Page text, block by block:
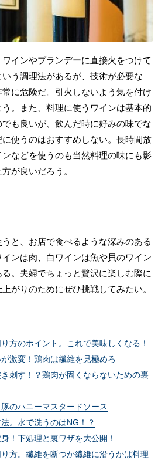
ワインやブランデーに直接火をつけて
う調理法があるが、技術が必要な
常に危険だ。引火しないよう気を付け
。また、料理に使うワインは基本的
も良いが、飲んだ時に好みの味でな
使うのはおすすめしない。長時間放
などを使うのも当然料理の味にも影
が良いだろう。
と、お店で食べるような深みのある
ンは肉、白ワインは魚や貝のワイン
。夫婦でちょっと贅沢に楽しむ際に
がりのためにぜひ挑戦してみたい。
方のポイント。これで美味しくなる！
激変！鶏肉は繊維を見極めろ
刺す！？鶏肉が固くならないための裏
のハニーマスタードソース
。水で洗うのはNG！？
！下処理と裏ワザを大公開！
り方。繊維を断つか繊維に沿うかは料理